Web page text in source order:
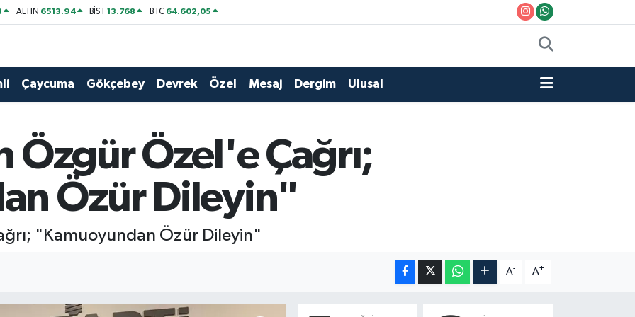
ALTIN 6513.94 BİST13.768 BTC 64.602,05
Çaycuma Gökçebey Devrek Özel Mesaj Dergim Ulusal
Özgür Özel'e Çağrı;
Özür Dileyin"
"Kamuoyundan Özür Dileyin"
A- A+